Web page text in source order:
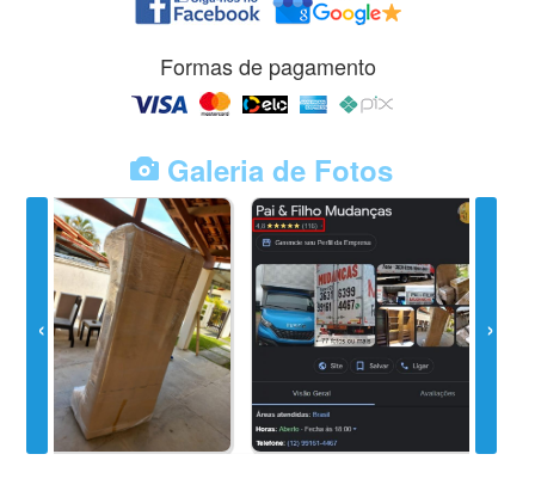
Formas de pagamento
Galeria de Fotos